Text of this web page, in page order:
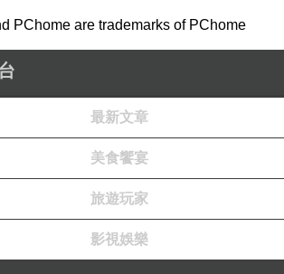
PChome are trademarks of PChome
最新文章
美食饗宴
旅遊玩家
影視娛樂